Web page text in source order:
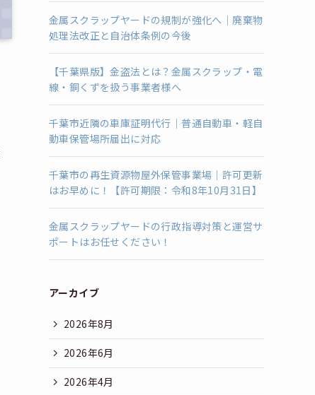
金属スクラップヤードの規制が強化へ｜廃棄物
処理法改正と自治体条例の今後
【千葉県版】金盗法とは？金属スクラップ・電
線・銅くずを扱う事業者様へ
千葉市近隣の車庫証明代行｜普通自動車・軽自
動車保管場所届出に対応
千葉市の再生資源物屋外保管事業場｜許可更新
はお早めに！【許可期限：令和8年10月31日】
金属スクラップヤードの行政指導対策と運営サ
ポートはお任せください！
アーカイブ
2026年8月
2026年6月
2026年4月